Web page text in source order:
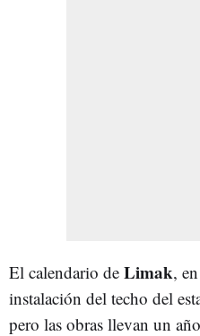
El calendario de Limak,
instalación del techo del
pero las obras llevan un